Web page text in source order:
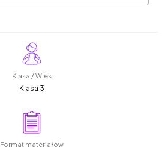
Klasa / Wiek
Klasa 3
Format materiałów